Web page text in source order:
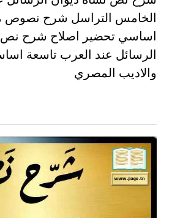
اساسي تحضير اصلاح شرح نص
الرسائل عند العرب تاسعة
والاديب المصري